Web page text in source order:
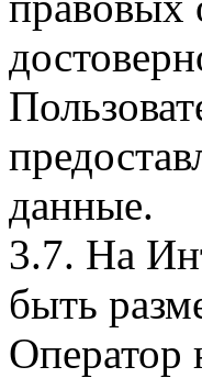
данные.
3.7. На
быть
Оператор